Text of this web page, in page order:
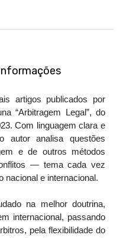
artigos publicados por
“Arbitragem Legal”, do
Com linguagem clara e
autor analisa questões
e de outros métodos
— tema cada vez
nacional e internacional.
na melhor doutrina,
internacional, passando
pela flexibilidade do